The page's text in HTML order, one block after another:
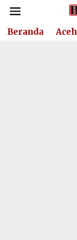
Lewati
konten
Beranda Aceh